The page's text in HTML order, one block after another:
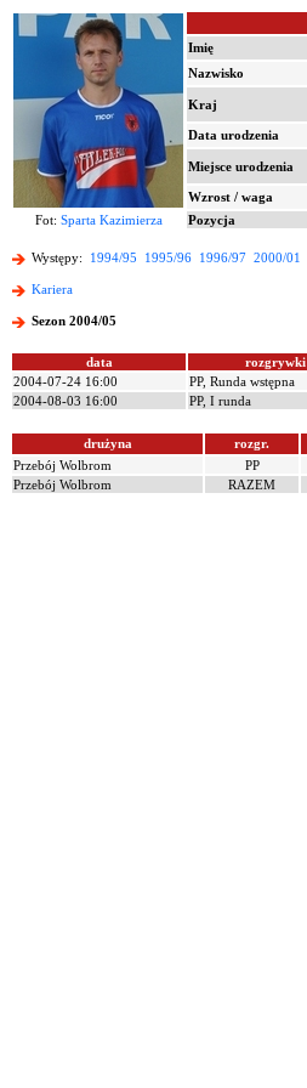
Imię
Nazwisko
Kraj
Data urodzenia
Miejsce urodzenia
Wzrost / waga
Fot: Sparta Kazimierza Pozycja
Występy: 1994/95 1995/96 1996/97 2000/01
Kariera
Sezon 2004/05
data rozgrywki
2004-07-24 16:00
PP, Runda wstępna
2004-08-03 16:00
PP, I runda
drużyna rozgr.
Przebój Wolbrom
PP
Przebój Wolbrom
RAZEM